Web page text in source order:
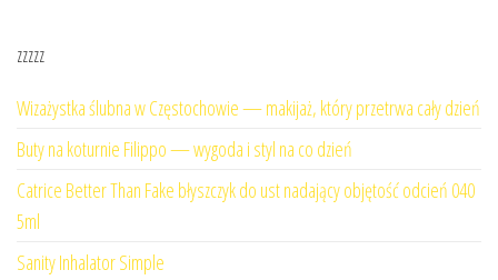
zzzzz
Wizażystka ślubna w Częstochowie — makijaż, który przetrwa cały dzień
Buty na koturnie Filippo — wygoda i styl na co dzień
Catrice Better Than Fake błyszczyk do ust nadający objętość odcień 040
5ml
Sanity Inhalator Simple